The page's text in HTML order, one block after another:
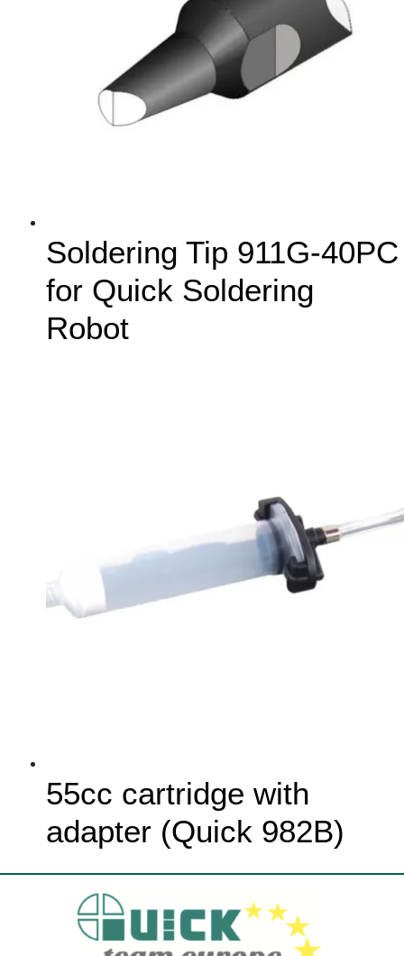
Soldering Tip 911G-40PC
for Quick Soldering
Robot
55cc cartridge with
adapter (Quick 982B)